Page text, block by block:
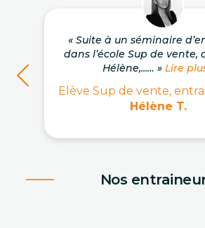
« Suite à un séminaire
dans l’école Sup de vente,
Hélène,...… » Lire
Elève Sup de vente,
Hélène T.
Nos